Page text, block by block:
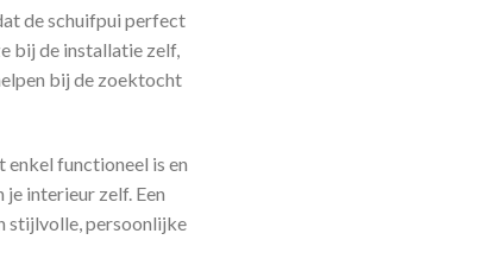
de schuifpui perfect
bij de installatie zelf,
bij de zoektocht
functioneel is en
interieur zelf. Een
stijlvolle, persoonlijke